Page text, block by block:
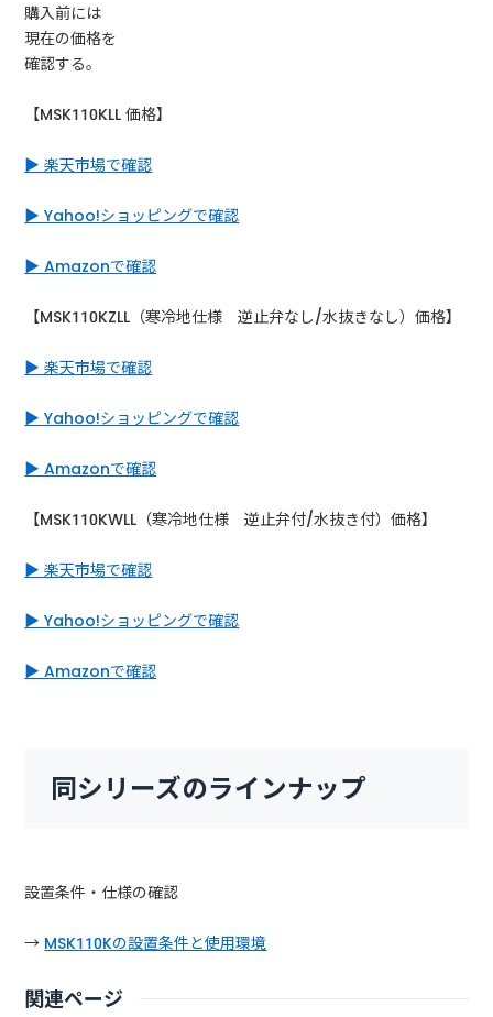
購入前には
現在の価格を
確認する。
【MSK110KLL 価格】
▶ 楽天市場で確認
▶ Yahoo!ショッピングで確認
▶ Amazonで確認
【MSK110KZLL（寒冷地仕様 逆止弁なし/水抜きなし）価格】
▶ 楽天市場で確認
▶ Yahoo!ショッピングで確認
▶ Amazonで確認
【MSK110KWLL（寒冷地仕様 逆止弁付/水抜き付）価格】
▶ 楽天市場で確認
▶ Yahoo!ショッピングで確認
▶ Amazonで確認
同シリーズのラインナップ
設置条件・仕様の確認
→ MSK110Kの設置条件と使用環境
関連ページ